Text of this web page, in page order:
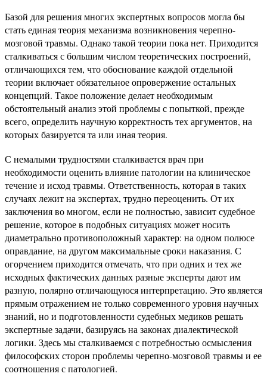
Базой для решения многих экспертных вопросов могла бы
стать единая теория механизма возникновения черепно-
мозговой травмы. Однако такой теории пока нет. Приходится
сталкиваться с большим числом теоретических построений,
отличающихся тем, что обоснование каждой отдельной
теории включает обязательное опровержение остальных
концепций. Такое положение делает необходимым
обстоятельный анализ этой проблемы с попыткой, прежде
всего, определить научную корректность тех аргументов, на
которых базируется та или иная теория.
С немалыми трудностями сталкивается врач при
необходимости оценить влияние патологии на клиническое
течение и исход травмы. Ответственность, которая в таких
случаях лежит на экспертах, трудно переоценить. От их
заключения во многом, если не полностью, зависит судебное
решение, которое в подобных ситуациях может носить
диаметрально противоположный характер: на одном полюсе
оправдание, на другом максимальные сроки наказания. С
огорчением приходится отмечать, что при одних и тех же
исходных фактических данных разные эксперты дают им
разную, полярно отличающуюся интерпретацию. Это является
прямым отражением не только современного уровня научных
знаний, но и подготовленности судебных медиков решать
экспертные задачи, базируясь на законах диалектической
логики. Здесь мы сталкиваемся с потребностью осмысления
философских сторон проблемы черепно-мозговой травмы и ее
соотношения с патологией.